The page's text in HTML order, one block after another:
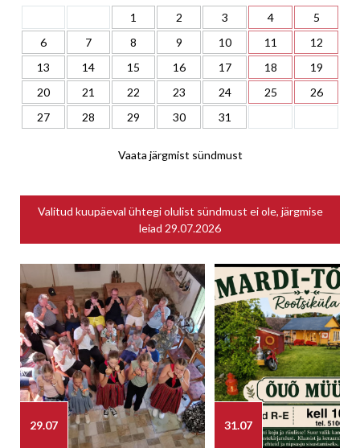
1 2 3 4
5
6
7 8 9 10 11
12
13
14 15 16 17 18
19
20
21 22 23 24 25
26
27
28 29 30 31
Vaata järgmist sündmust
Valitud kuupäeval ühtegi olulist sündmust ei ole, järgmise
leiad 29.07.2026
29.07 31.07